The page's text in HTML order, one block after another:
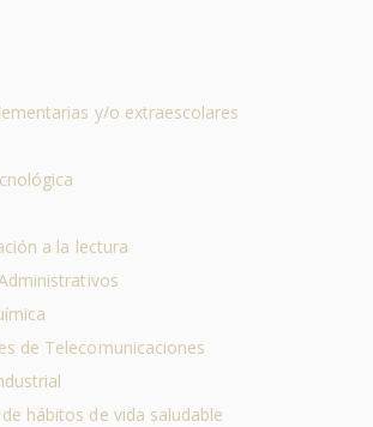
y/o extraescolares
a la lectura
de Telecomunicaciones
hábitos de vida saludable